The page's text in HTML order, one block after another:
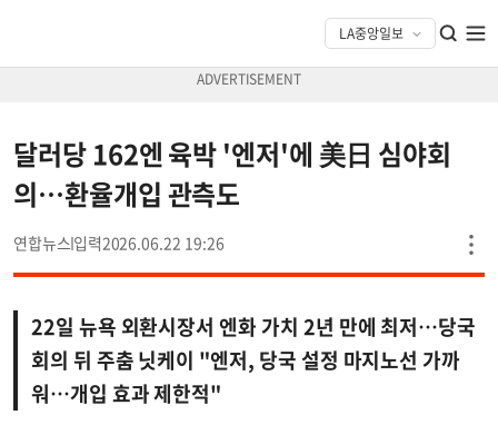
달러당 162엔 육박 '엔저'에 美日 심야회
의…환율개입 관측도
연합뉴스 2026.06.22 19:26
22일 뉴욕 외환시장서 엔화 가치 2년 만에 최저…당국
회의 뒤 주춤 닛케이 "엔저, 당국 설정 마지노선 가까
워…개입 효과 제한적"